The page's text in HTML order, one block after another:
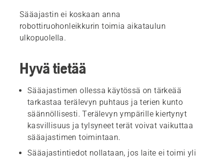
Sääajastin ei koskaan anna
robottiruohonleikkurin toimia aikataulun
ulkopuolella.
Hyvä tietää
Sääajastimen ollessa käytössä on tärkeää
tarkastaa terälevyn puhtaus ja terien kunto
säännöllisesti. Terälevyn ympärille kiertynyt
kasvillisuus ja tylsyneet terät voivat vaikuttaa
sääajastimen toimintaan.
Sääajastintiedot nollataan, jos laite ei toimi yli